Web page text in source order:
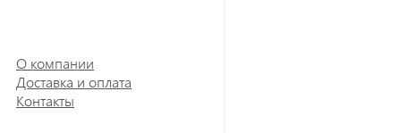
О компании
Доставка и оплата
Контакты